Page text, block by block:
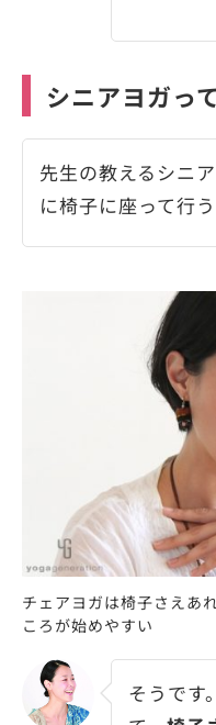
シニアヨガっ
先生の教えるシニ
に椅子に座って行う
チェアヨガは椅子さえあ
ころが始めやすい
そうです